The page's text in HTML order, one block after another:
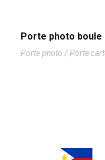
Porte photo boule
Porte photo / Porte